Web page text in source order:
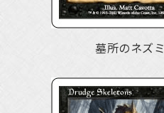
墓所のネズミ